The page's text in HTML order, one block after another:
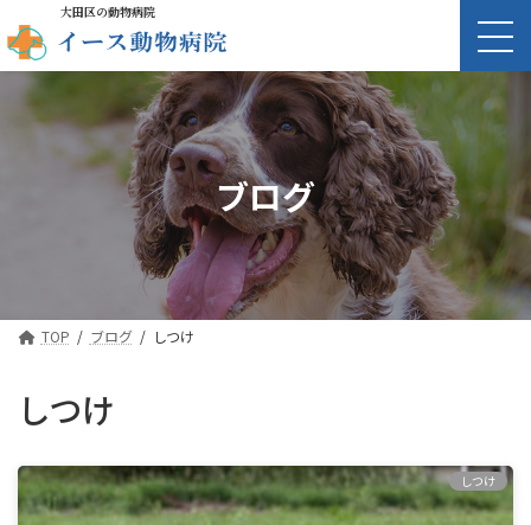
大田区の動物病院
ブログ
TOP ブログ しつけ
しつけ
しつけ